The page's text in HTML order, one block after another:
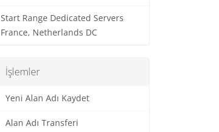
Start Range Dedicated Servers
France, Netherlands DC
İşlemler
Yeni Alan Adı Kaydet
Alan Adı Transferi